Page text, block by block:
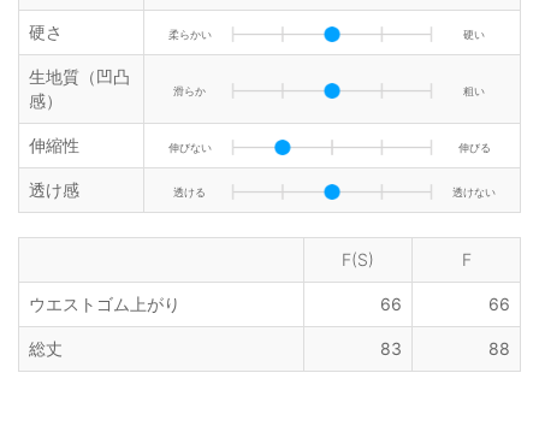
硬さ 柔らかい 硬い
生地質（凹凸
感）
滑らか 粗い
伸縮性 伸びない 伸びる
透け感 透ける 透けない
F(S) F
ウエストゴム上がり 66 66
総丈 83 88